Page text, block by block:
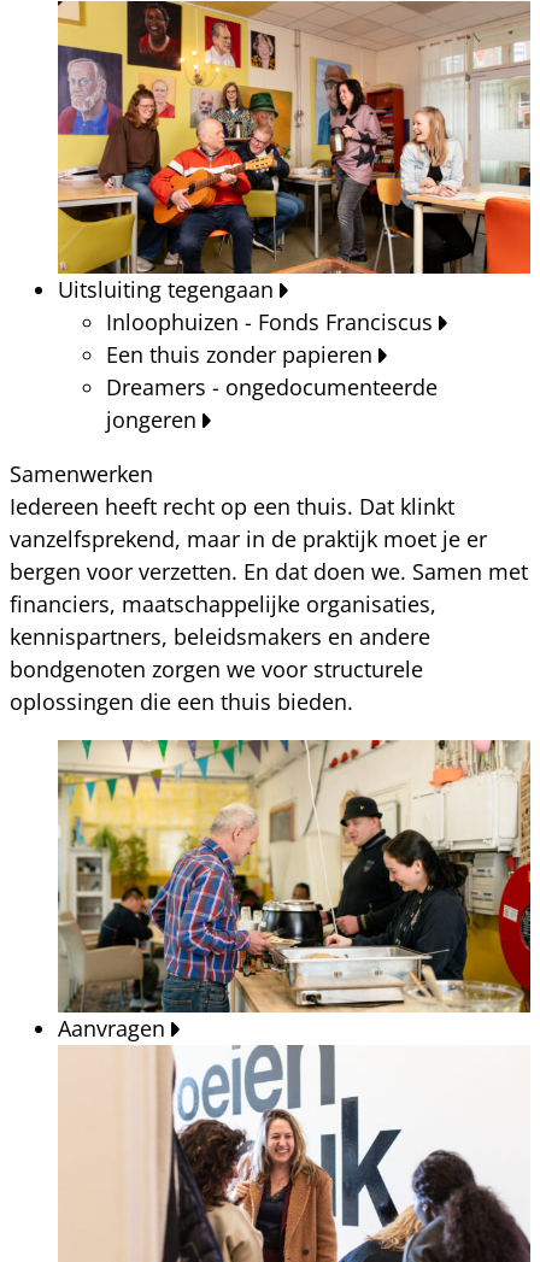
Uitsluiting tegengaan
Inloophuizen - Fonds Franciscus
Een thuis zonder papieren
Dreamers - ongedocumenteerde
jongeren
Samenwerken
Iedereen heeft recht op een thuis. Dat klinkt
vanzelfsprekend, maar in de praktijk moet je er
bergen voor verzetten. En dat doen we. Samen met
financiers, maatschappelijke organisaties,
kennispartners, beleidsmakers en andere
bondgenoten zorgen we voor structurele
oplossingen die een thuis bieden.
Aanvragen